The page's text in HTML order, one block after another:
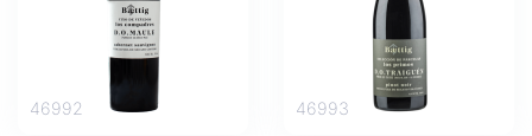
46992 46993